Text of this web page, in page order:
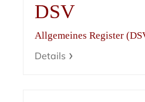
DSV
Allgemeines Register
Details